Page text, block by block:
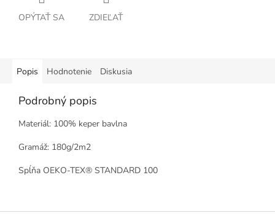
OPÝTAŤ SA ZDIEĽAŤ
Popis Hodnotenie Diskusia
Podrobný popis
Materiál: 100% keper bavlna
Gramáž: 180g/2m2
Spĺňa OEKO-TEX® STANDARD 100